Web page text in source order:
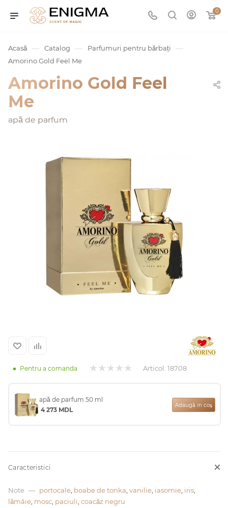
0
vândute
Acasă — Catalog — Parfumuri pentru bărbați —
Amorino Gold Feel Me
Amorino Gold Feel
Me
apă de parfum
Pentru a comanda Articol: 18708
apă de parfum 50 ml
4 273 MDL
Adaugă in coş
Caracteristici
Note — portocale boabe de tonka vanilie iasomie iris
lămâie mosc paciuli coacăz negru